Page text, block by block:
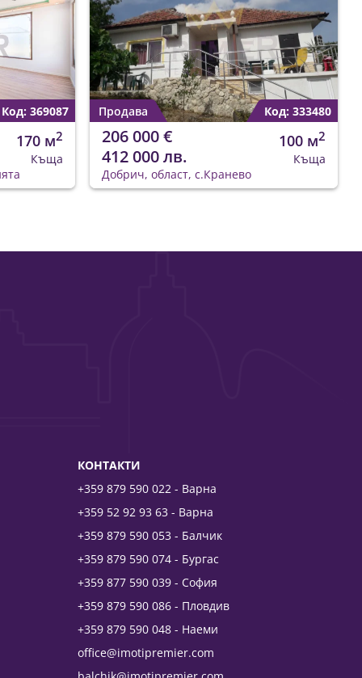
Код: 369087
170 м2
Къща
Продава Код: 333480
206 000 €
412 000 лв.
100 м2
Къща
Добрич, област, с.Кранево
КОНТАКТИ
+359 879 590 022 - Варна
+359 52 92 93 63 - Варна
+359 879 590 053 - Балчик
+359 879 590 074 - Бургас
+359 877 590 039 - София
+359 879 590 086 - Пловдив
+359 879 590 048 - Наеми
office@imotipremier.com